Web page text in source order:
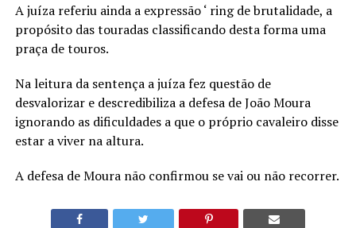
A juíza referiu ainda a expressão ‘ ring de brutalidade, a
propósito das touradas classificando desta forma uma
praça de touros.
Na leitura da sentença a juíza fez questão de
desvalorizar e descredibiliza a defesa de João Moura
ignorando as dificuldades a que o próprio cavaleiro disse
estar a viver na altura.
A defesa de Moura não confirmou se vai ou não recorrer.